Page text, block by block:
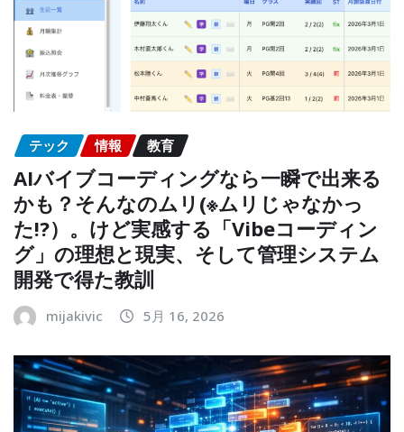
テック 情報 教育
AIバイブコーディングなら一瞬で出来る
かも？そんなのムリ(※ムリじゃなかっ
た!?）。けど実感する「Vibeコーディン
グ」の理想と現実、そして管理システム
開発で得た教訓
mijakivic 5月 16, 2026